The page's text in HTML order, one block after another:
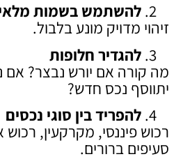
להשתמש בשמות
זיהוי מדויק מונע בלבול.
להגדיר חלופות
מה קורה אם יורש נבצר? אם
יתווסף נכס חדש?
להפריד בין סוגי נכסים
רכוש פיננסי, מקרקעין, רכוש
סעיפים ברורים.